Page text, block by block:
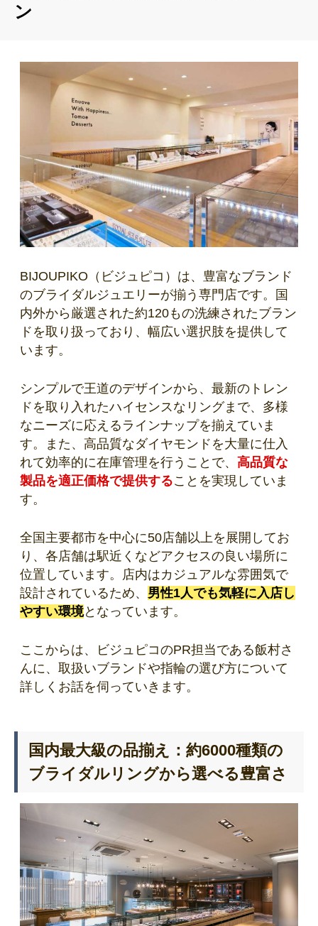
ン
BIJOUPIKO（ビジュピコ）は、豊富なブランド
のブライダルジュエリーが揃う専門店です。国
内外から厳選された約120もの洗練されたブラン
ドを取り扱っており、幅広い選択肢を提供して
います。
シンプルで王道のデザインから、最新のトレン
ドを取り入れたハイセンスなリングまで、多様
なニーズに応えるラインナップを揃えていま
す。また、高品質なダイヤモンドを大量に仕入
れて効率的に在庫管理を行うことで、 高品質な
製品を適正価格で提供することを実現していま
す。
全国主要都市を中心に50店舗以上を展開してお
り、各店舗は駅近くなどアクセスの良い場所に
位置しています。店内はカジュアルな雰囲気で
設計されているため、 男性1人でも気軽に入店し
やすい環境となっています。
ここからは、ビジュピコのPR担当である飯村さ
んに、取扱いブランドや指輪の選び方について
詳しくお話を伺っていきます。
国内最大級の品揃え：約6000種類の
ブライダルリングから選べる豊富さ